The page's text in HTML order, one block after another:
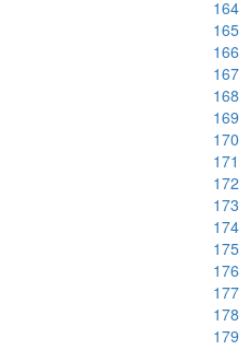
164
165
166
167
168
169
170
171
172
173
174
175
176
177
178
179